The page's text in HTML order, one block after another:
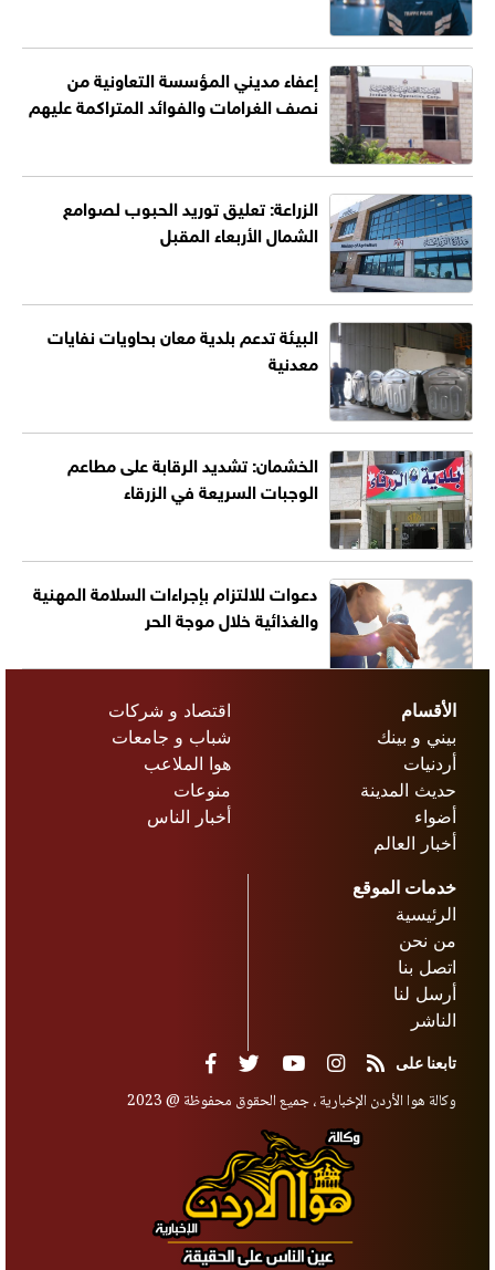
إعفاء مديني المؤسسة التعاونية من
نصف الغرامات والفوائد المتراكمة عليهم
الزراعة: تعليق توريد الحبوب لصوامع
الشمال الأربعاء المقبل
البيئة تدعم بلدية معان بحاويات نفايات
معدنية
الخشمان: تشديد الرقابة على مطاعم
الوجبات السريعة في الزرقاء
دعوات للالتزام بإجراءات السلامة المهنية
والغذائية خلال موجة الحر
الأقسام
بيني و بينك
أردنيات
حديث المدينة
أضواء
أخبار العالم
اقتصاد و شركات
شباب و جامعات
هوا الملاعب
منوعات
أخبار الناس
خدمات الموقع
الرئيسية
من نحن
اتصل بنا
أرسل لنا
الناشر
تابعنا على
وكالة هوا الأردن الإخبارية ، جميع الحقوق محفوظة @ 2023